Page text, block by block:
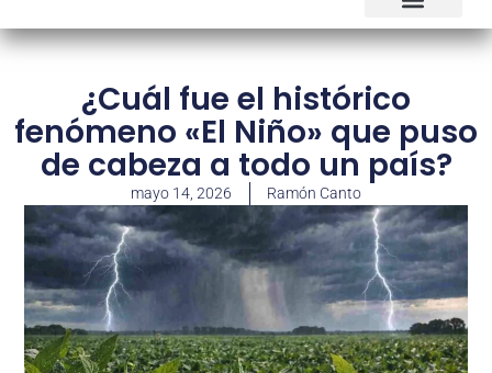
¿Cuál fue el histórico
fenómeno «El Niño» que puso
de cabeza a todo un país?
mayo 14, 2026 Ramón Canto